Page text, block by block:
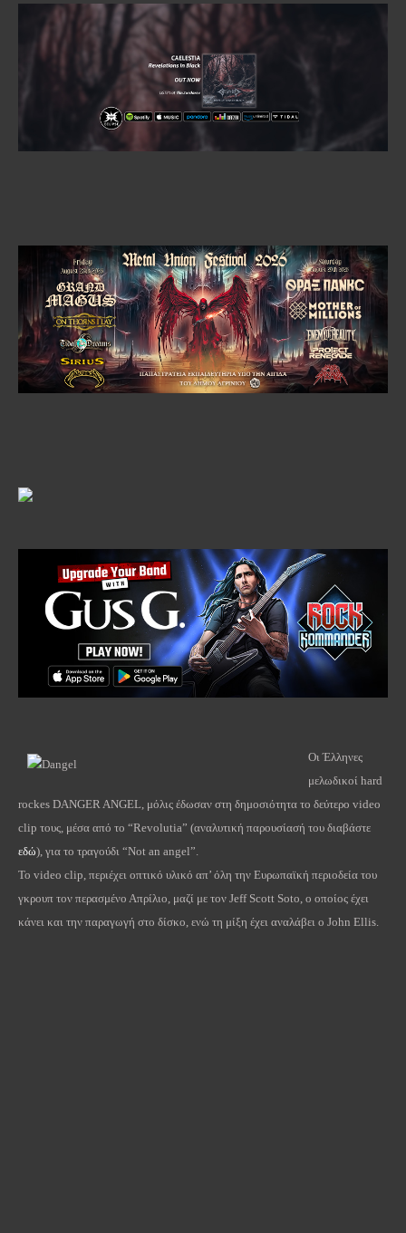
Οι Έλληνες
μελωδικοί hard
rockes DANGER ANGEL, μόλις έδωσαν στη δημοσιότητα το δεύτερο video
clip τους, μέσα από το “Revolutia” (αναλυτική παρουσίασή του διαβάστε
εδώ), για το τραγούδι “Not an angel”.
To video clip, περιέχει οπτικό υλικό απ’ όλη την Ευρωπαϊκή περιοδεία του
γκρουπ τον περασμένο Απρίλιο, μαζί με τον Jeff Scott Soto, ο οποίος έχει
κάνει και την παραγωγή στο δίσκο, ενώ τη μίξη έχει αναλάβει ο John Ellis.